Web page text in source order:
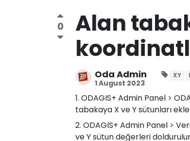
0
Alan
Oda Admin
1 August 2023
XY
1. ODAGIS+ Admin Panel >
tabakaya X ve Y sütunları
2. ODAGIS+ Admin Panel >
ve Y sütun değerleri